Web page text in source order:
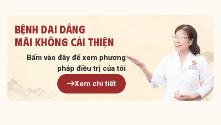
Bệnh dai dẳng
Mãi không cải thiện
Bấm vào đây để xem phương
pháp điều trị của tôi
Xem chi tiết